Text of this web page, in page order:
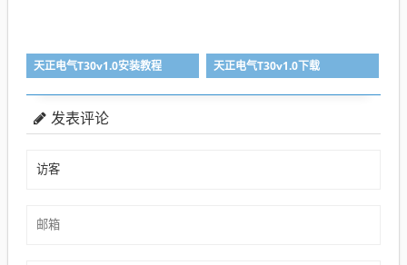
天正电气T30v1.0安装教程 天正电气T30v1.0下载
发表评论